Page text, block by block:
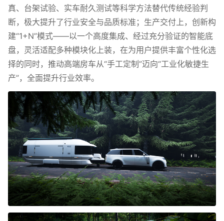
真、台架试验、实车耐久测试等科学方法替代传统经验判
断，极大提升了行业安全与品质标准；生产交付上，创新构
建“1+N”模式——以一个高度集成、经过充分验证的智能底
盘，灵活适配多种模块化上装，在为用户提供丰富个性化选
择的同时，推动高端房车从“手工定制”迈向“工业化敏捷生
产”，全面提升行业效率。